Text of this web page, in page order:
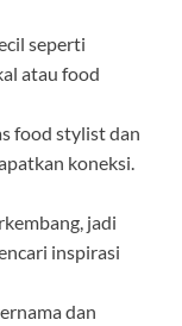
seperti
atau food
food stylist dan
koneksi.
jadi
inspirasi
dan